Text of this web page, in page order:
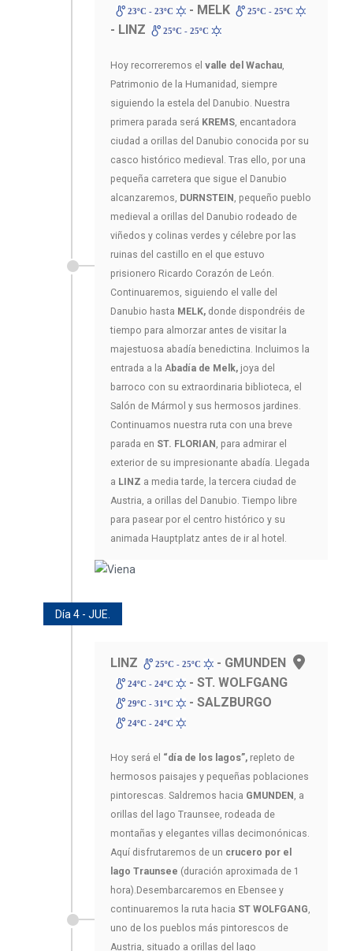
23ºC - 23ºC - MELK 25ºC - 25ºC
- LINZ 25ºC - 25ºC
Hoy recorreremos el valle del Wachau,
Patrimonio de la Humanidad, siempre
siguiendo la estela del Danubio. Nuestra
primera parada será KREMS, encantadora
ciudad a orillas del Danubio conocida por su
casco histórico medieval. Tras ello, por una
pequeña carretera que sigue el Danubio
alcanzaremos, DURNSTEIN , pequeño pueblo
medieval a orillas del Danubio rodeado de
viñedos y colinas verdes y célebre por las
ruinas del castillo en el que estuvo
prisionero Ricardo Corazón de León.
Continuaremos, siguiendo el valle del
Danubio hasta MELK, donde dispondréis de
tiempo para almorzar antes de visitar la
majestuosa abadía benedictina. Incluimos la
entrada a la Abadía de Melk, joya del
barroco con su extraordinaria biblioteca, el
Salón de Mármol y sus hermosos jardines.
Continuamos nuestra ruta con una breve
parada en ST. FLORIAN , para admirar el
exterior de su impresionante abadía. Llegada
a LINZ a media tarde, la tercera ciudad de
Austria, a orillas del Danubio. Tiempo libre
para pasear por el centro histórico y su
animada Hauptplatz antes de ir al hotel.
Día 4 - JUE.
LINZ 25ºC - 25ºC - GMUNDEN
24ºC - 24ºC - ST. WOLFGANG
29ºC - 31ºC - SALZBURGO
24ºC - 24ºC
Hoy será el “día de los lagos”, repleto de
hermosos paisajes y pequeñas poblaciones
pintorescas. Saldremos hacia GMUNDEN , a
orillas del lago Traunsee, rodeada de
montañas y elegantes villas decimonónicas.
Aquí disfrutaremos de un crucero por el
lago Traunsee (duración aproximada de 1
hora).Desembarcaremos en Ebensee y
continuaremos la ruta hacia ST WOLFGANG,
uno de los pueblos más pintorescos de
Austria, situado a orillas del lago